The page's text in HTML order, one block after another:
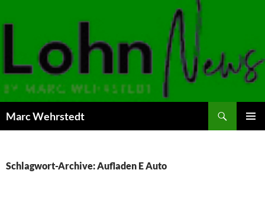
Marc Wehrstedt
Schlagwort-Archive: Aufladen E Auto